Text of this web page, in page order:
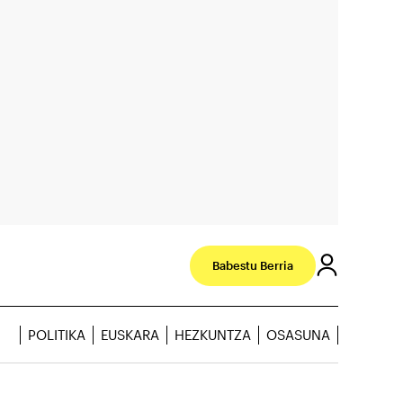
Babestu Berria
POLITIKA EUSKARA HEZKUNTZA OSASUNA